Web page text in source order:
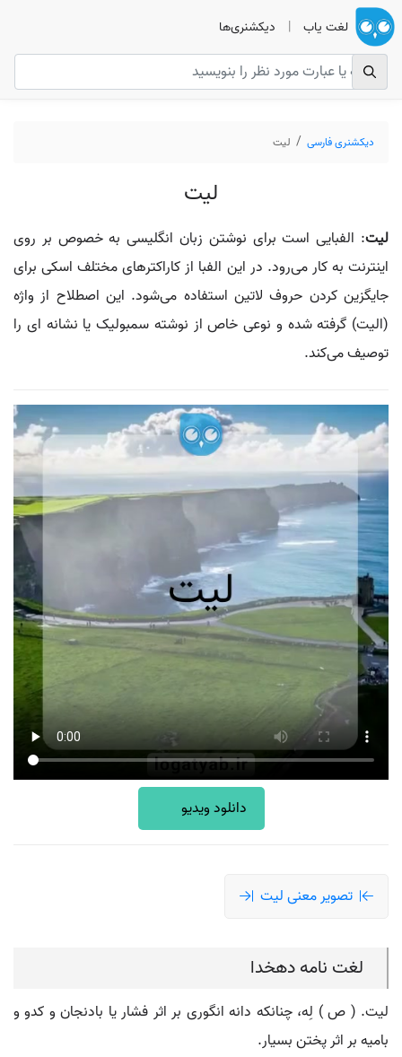
لغت یاب | دیکشنری‌ها
دیکشنری فارسی لیت
لیت
لیت: الفبایی است برای نوشتن زبان انگلیسی به خصوص بر روی
اینترنت به کار می‌رود. در این الفبا از کاراکترهای مختلف اسکی برای
جایگزین کردن حروف لاتین استفاده می‌شود. این اصطلاح از واژه
(الیت) گرفته شده و نوعی خاص از نوشته سمبولیک یا نشانه ای را
توصیف می‌کند.
دانلود ویدیو
تصویر معنی لیت
لغت نامه دهخدا
لیت. ( ص ) لِه، چنانکه دانه انگوری بر اثر فشار یا بادنجان و کدو و
بامیه بر اثر پختن بسیار.